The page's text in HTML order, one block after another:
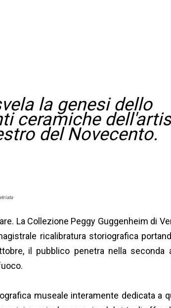
la genesi dello
ceramiche
del Novecento.
La Collezione Peggy Guggenheim di
ricalibratura storiografica
il pubblico penetra nella seconda
museale interamente dedicata a